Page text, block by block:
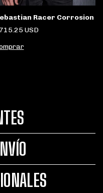
Racer Corrosion
USD